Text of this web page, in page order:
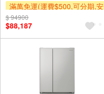
滿萬免運(運費$500,可分期,安
裝跨區費另計,單品未滿1萬元
及使用6期以上分期0利率,需付
基本安裝運費)
$ 94900
$88,187